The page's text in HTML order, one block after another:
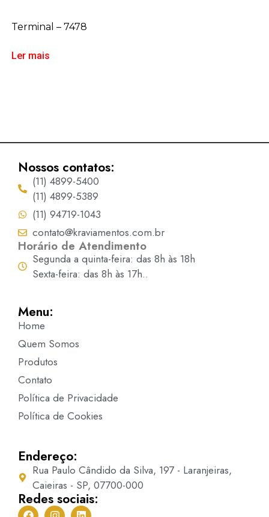
Terminal – 7478
Ler mais
Nossos contatos:
(11) 4899-5400
(11) 4899-5389
(11) 94719-1043
contato@kraviamentos.com.br
Horário de Atendimento
Segunda a quinta-feira: das 8h às 18h
Sexta-feira: das 8h às 17h..
Menu:
Home
Quem Somos
Produtos
Contato
Política de Privacidade
Política de Cookies
Endereço:
Rua Paulo Cândido da Silva, 197 - Laranjeiras,
Caieiras - SP, 07700-000
Redes sociais: